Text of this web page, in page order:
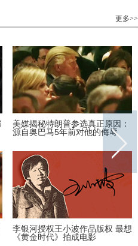
更多>>
美媒揭秘特朗普参选真正原因：
源自奥巴马5年前对他的侮辱
李银河授权王小波作品版权 最想
《黄金时代》拍成电影